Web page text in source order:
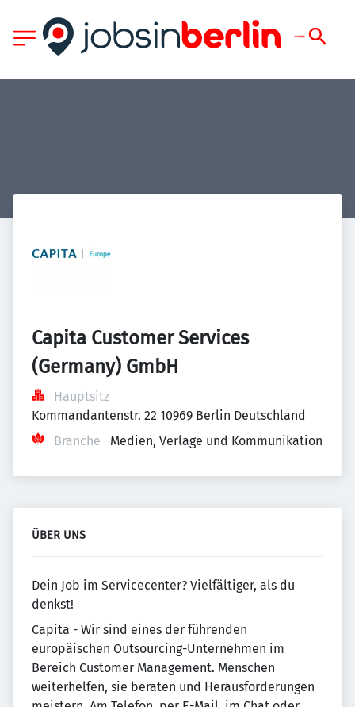
Capita Customer Services
(Germany) GmbH
Hauptsitz
Kommandantenstr. 22 10969 Berlin Deutschland
Branche
Medien, Verlage und Kommunikation
ÜBER UNS
Dein Job im Servicecenter? Vielfältiger, als du
denkst!
Capita - Wir sind eines der führenden
europäischen Outsourcing-Unternehmen im
Bereich Customer Management. Menschen
weiterhelfen, sie beraten und Herausforderungen